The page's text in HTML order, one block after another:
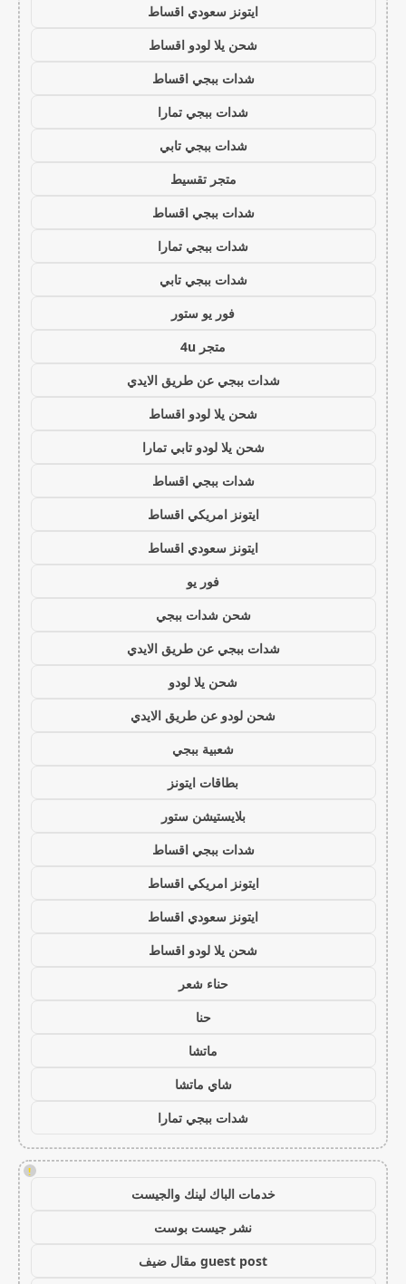
ايتونز سعودي اقساط
شحن يلا لودو اقساط
شدات ببجي اقساط
شدات ببجي تمارا
شدات ببجي تابي
متجر تقسيط
شدات ببجي اقساط
شدات ببجي تمارا
شدات ببجي تابي
فور يو ستور
متجر 4u
شدات ببجي عن طريق الايدي
شحن يلا لودو اقساط
شحن يلا لودو تابي تمارا
شدات ببجي اقساط
ايتونز امريكي اقساط
ايتونز سعودي اقساط
فور يو
شحن شدات ببجي
شدات ببجي عن طريق الايدي
شحن يلا لودو
شحن لودو عن طريق الايدي
شعبية ببجي
بطاقات ايتونز
بلايستيشن ستور
شدات ببجي اقساط
ايتونز امريكي اقساط
ايتونز سعودي اقساط
شحن يلا لودو اقساط
حناء شعر
حنا
ماتشا
شاي ماتشا
شدات ببجي تمارا
!
خدمات الباك لينك والجيست
نشر جيست بوست
guest post مقال ضيف